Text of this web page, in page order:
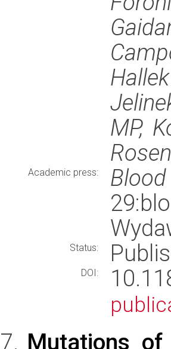
MP,
Academic press: Blood
Status:
DOI:
Mutations of